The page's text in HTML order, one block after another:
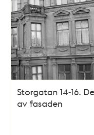
Storgatan 14-16.
av fasaden